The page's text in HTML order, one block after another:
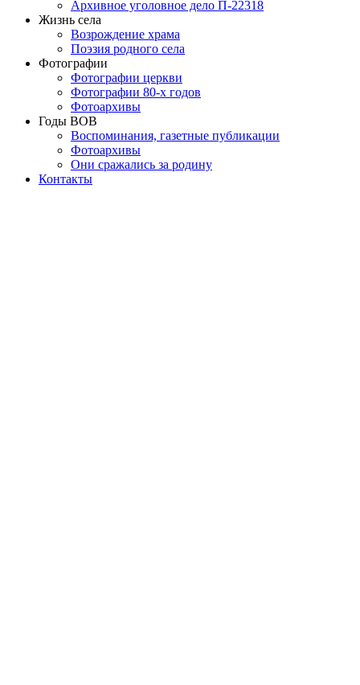
Архивное уголовное дело П-22318
Жизнь села
Возрождение храма
Поэзия родного села
Фотографии
Фотографии церкви
Фотографии 80-х годов
Фотоархивы
Годы ВОВ
Воспоминания, газетные публикации
Фотоархивы
Они сражались за родину
Контакты